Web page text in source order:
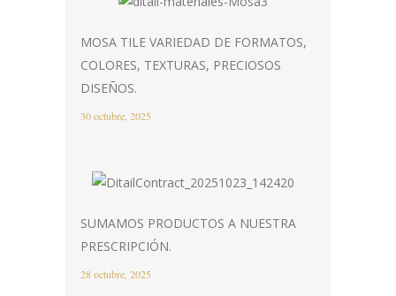
MOSA TILE VARIEDAD DE FORMATOS,
COLORES, TEXTURAS, PRECIOSOS
DISEÑOS.
30 octubre, 2025
SUMAMOS PRODUCTOS A NUESTRA
PRESCRIPCIÓN.
28 octubre, 2025